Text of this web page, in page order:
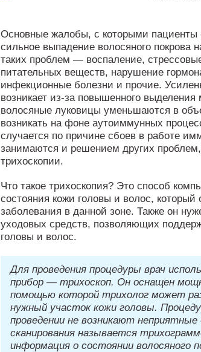
Основные жалобы, с которыми пациенты
сильное выпадение волосяного покрова
таких проблем — воспаление,
питательных веществ, нарушение
инфекционные болезни и прочие.
возникает из-за повышенного
волосяные луковицы уменьшаются в
возникать на фоне аутоиммунных
случается по причине сбоев в работе
занимаются и решением других
трихоскопии.
Что такое трихоскопия? Это способ
состояния кожи головы и волос,
заболевания в данной зоне. Также он
уходовых средств, позволяющих
головы и волос.
Для проведения процедуры врач
прибор — трихоскоп. Он оснащен
помощью которой трихолог может
нужный участок кожи головы.
проведении не возникают
сканирования называется
информация о состоянии волосяного